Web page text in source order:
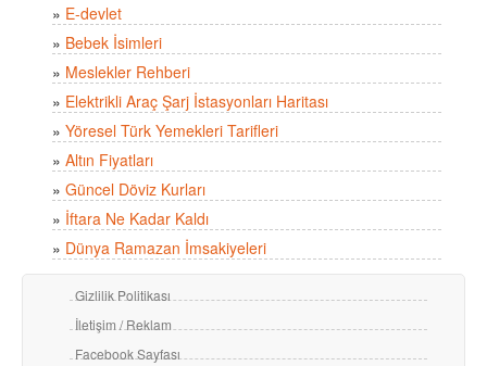
» E-devlet
» Bebek İsimleri
» Meslekler Rehberi
» Elektrikli Araç Şarj İstasyonları Haritası
» Yöresel Türk Yemekleri Tarifleri
» Altın Fiyatları
» Güncel Döviz Kurları
» İftara Ne Kadar Kaldı
» Dünya Ramazan İmsakiyeleri
Gizlilik Politikası
İletişim / Reklam
Facebook Sayfası